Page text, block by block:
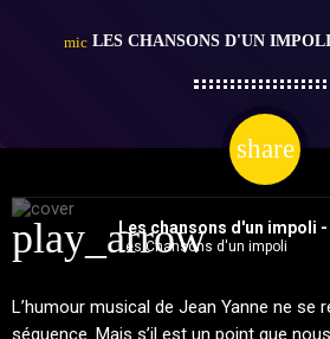
mic LES CHANSONS D'UN IMPOLI
share
email
play_arrow
Les Chansons d'un impoli
L’humour musical de Jean Yanne ne se
séquence. Mais s’il est un point que